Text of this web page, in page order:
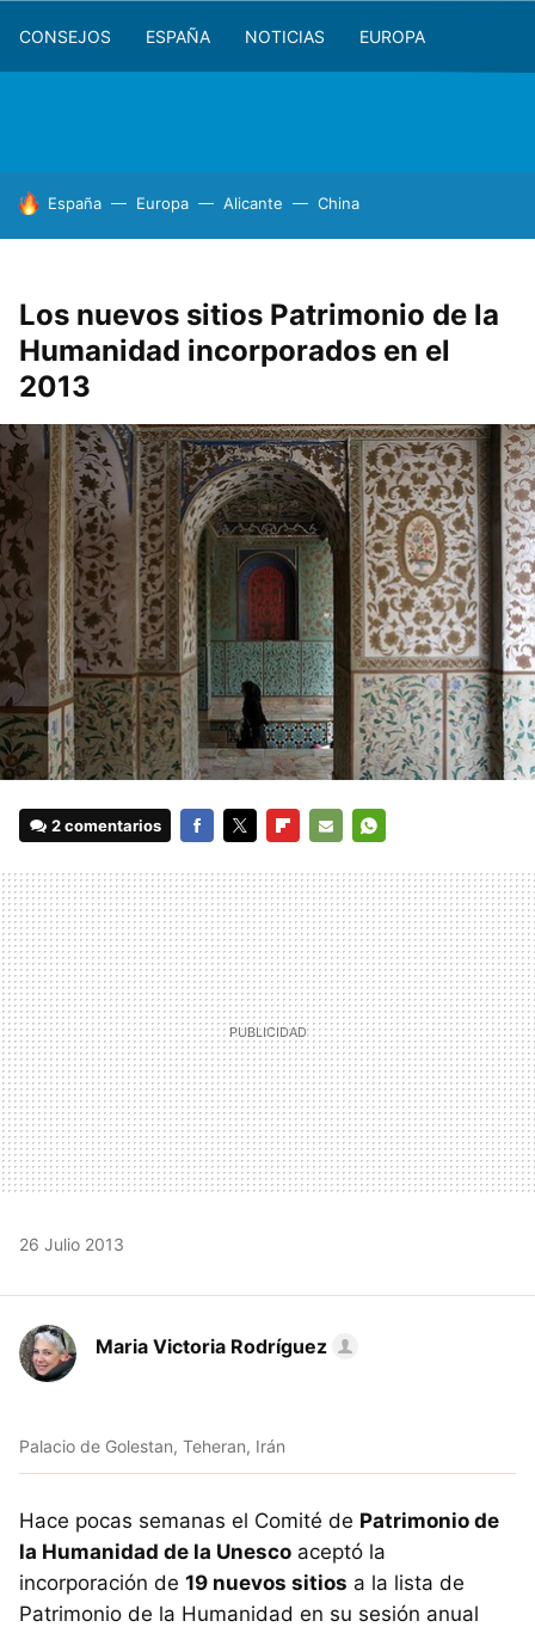
CONSEJOS ESPAÑA NOTICIAS EUROPA
HOY SE HABLA DE
España Europa Alicante China
Los nuevos sitios Patrimonio de la
Humanidad incorporados en el
2013
2 comentarios
MAIL
26 Julio 2013
Maria Victoria Rodríguez
Palacio de Golestan, Teheran, Irán
Hace pocas semanas el Comité de Patrimonio de
la Humanidad de la Unesco aceptó la
incorporación de 19 nuevos sitios a la lista de
Patrimonio de la Humanidad en su sesión anual